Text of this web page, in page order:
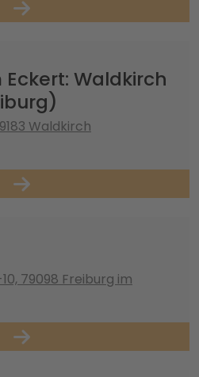
Waldkirch
Waldkirch
79098 Freiburg im